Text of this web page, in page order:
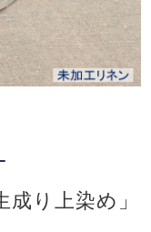
り上染め」